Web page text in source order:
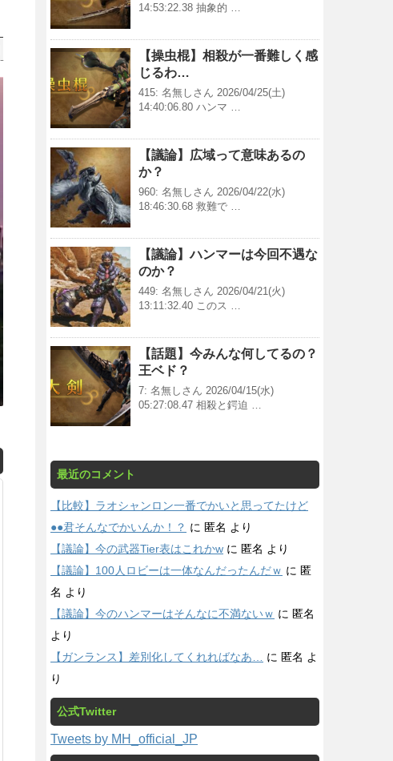
14:53:22.38 抽象的 …
【操虫棍】相殺が一番難しく感
じるわ…
415: 名無しさん 2026/04/25(土)
14:40:06.80 ハンマ …
【議論】広域って意味あるの
か？
960: 名無しさん 2026/04/22(水)
18:46:30.68 救難で …
【議論】ハンマーは今回不遇な
のか？
449: 名無しさん 2026/04/21(火)
13:11:32.40 このス …
【話題】今みんな何してるの？
王ベド？
7: 名無しさん 2026/04/15(水)
05:27:08.47 相殺と鍔迫 …
最近のコメント
【比較】ラオシャンロン一番でかいと思ってたけど
●●君そんなでかいんか！？ に 匿名 より
【議論】今の武器Tier表はこれかw に 匿名 より
【議論】100人ロビーは一体なんだったんだｗ に 匿
名 より
【議論】今のハンマーはそんなに不満ないｗ に 匿名
より
【ガンランス】差別化してくれればなあ…
に 匿名 よ
り
公式Twitter
Tweets by MH_official_JP